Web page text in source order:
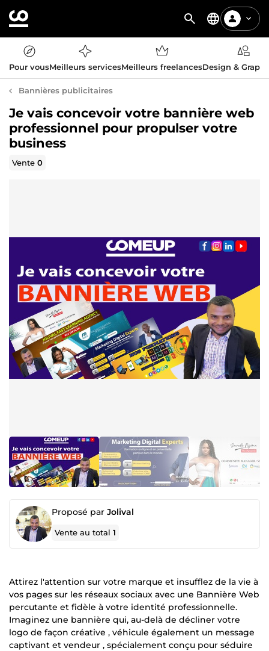
Pour vousMeilleurs servicesMeilleurs freelancesDesign &
Bannières publicitaires
Je vais concevoir votre bannière web
professionnel pour propulser votre
business
Vente0
Proposé par Jolival
Vente au total1
Attirez l'attention sur votre marque et insufflez de la vie à
vos pages sur les réseaux sociaux avec une Bannière Web
percutante et fidèle à votre identité professionnelle.
Imaginez une bannière qui, au-delà de décliner votre
logo de façon créative , véhicule également un message
captivant et vendeur , spécialement conçu pour séduire